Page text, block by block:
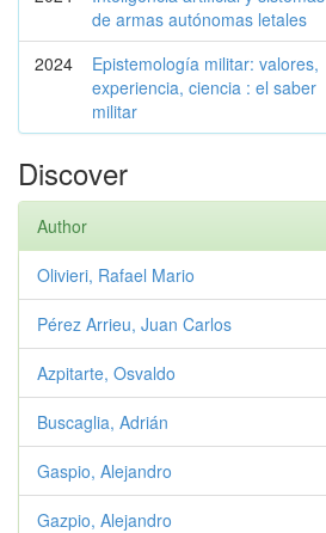
de armas autónomas letales
2024
Epistemología militar: valores,
experiencia, ciencia : el saber
militar
Discover
Author
Olivieri, Rafael Mario
Pérez Arrieu, Juan Carlos
Azpitarte, Osvaldo
Buscaglia, Adrián
Gaspio, Alejandro
Gazpio, Alejandro